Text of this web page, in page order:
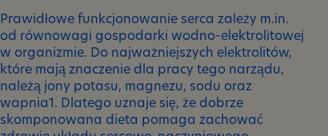
Prawidłowe funkcjonowanie serca zależy m.in.
od równowagi gospodarki wodno-elektrolitowej
w organizmie. Do najważniejszych elektrolitów,
które mają znaczenie dla pracy tego narządu,
należą jony potasu, magnezu, sodu oraz
wapnia1. Dlatego uznaje się, że dobrze
skomponowana dieta pomaga zachować